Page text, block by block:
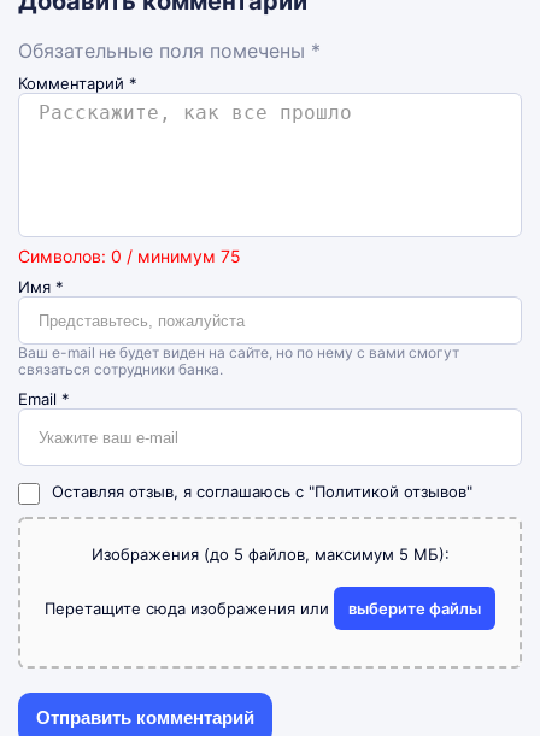
Обязательные поля помечены *
Комментарий *
Символов: 0 / минимум 75
Имя *
Ваш e-mail не будет виден на сайте, но по нему с вами смогут
связаться сотрудники банка.
Email *
Оставляя отзыв, я соглашаюсь с "Политикой отзывов"
Изображения (до 5 файлов, максимум 5 МБ):
Перетащите сюда изображения или выберите файлы